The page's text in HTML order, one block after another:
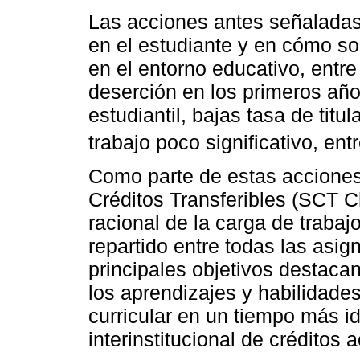
Las acciones antes
en el estudiante y en cómo
en el entorno educativo,
deserción en los primeros
estudiantil, bajas tasa de
trabajo poco significativo,
Como parte de estas
Créditos Transferibles (SCT
racional de la carga de
repartido entre todas las
principales objetivos
los aprendizajes y
curricular en un tiempo más
interinstitucional de créditos